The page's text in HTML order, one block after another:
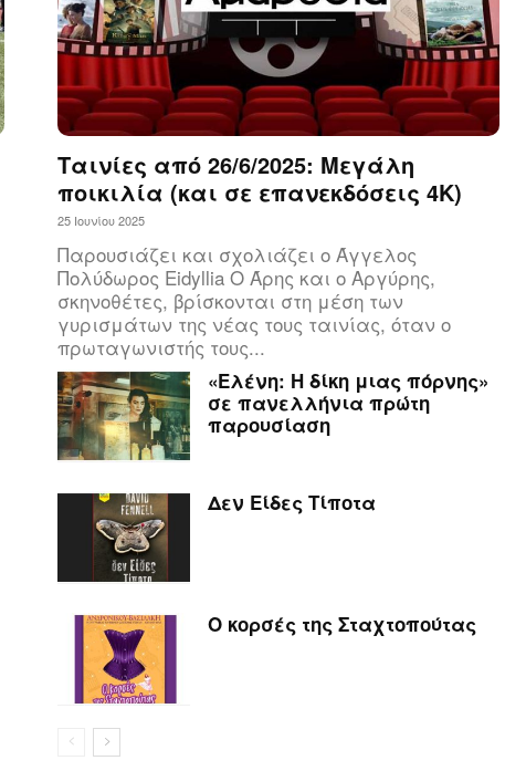
Ταινίες από 26/6/2025: Μεγάλη
ποικιλία (και σε επανεκδόσεις 4Κ)
25 Ιουνίου 2025
Παρουσιάζει και σχολιάζει ο Άγγελος
Πολύδωρος Eidyllia Ο Άρης και ο Αργύρης,
σκηνοθέτες, βρίσκονται στη μέση των
γυρισμάτων της νέας τους ταινίας, όταν ο
πρωταγωνιστής τους...
«Ελένη: Η δίκη μιας πόρνης»
σε πανελλήνια πρώτη
παρουσίαση
Δεν Είδες Τίποτα
Ο κορσές της Σταχτοπούτας